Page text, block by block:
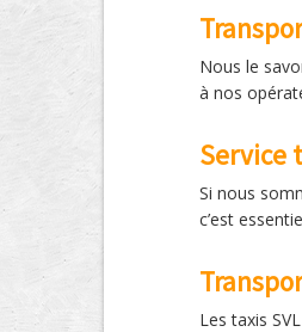
Nous le
à nos
Service
Si nous
c’est
Les taxis